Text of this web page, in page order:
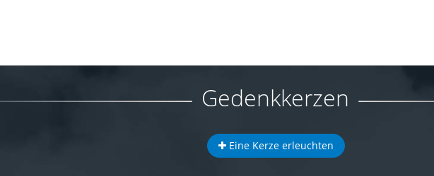
Gedenkkerzen
Eine Kerze erleuchten